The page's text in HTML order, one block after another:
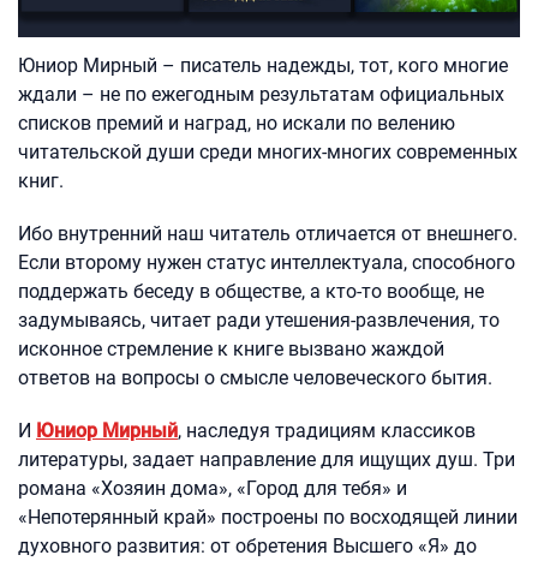
Юниор Мирный – писатель надежды, тот, кого многие
ждали – не по ежегодным результатам официальных
списков премий и наград, но искали по велению
читательской души среди многих-многих современных
книг.
Ибо внутренний наш читатель отличается от внешнего.
Если второму нужен статус интеллектуала, способного
поддержать беседу в обществе, а кто-то вообще, не
задумываясь, читает ради утешения-развлечения, то
исконное стремление к книге вызвано жаждой
ответов на вопросы о смысле человеческого бытия.
И Юниор Мирный, наследуя традициям классиков
литературы, задает направление для ищущих душ. Три
романа «Хозяин дома», «Город для тебя» и
«Непотерянный край» построены по восходящей линии
духовного развития: от обретения Высшего «Я» до